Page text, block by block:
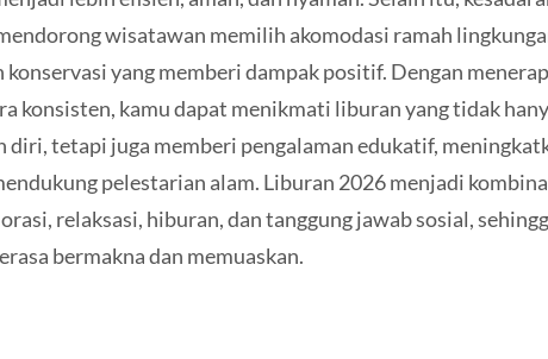
wisatawan memilih akomodasi ramah
konservasi yang memberi dampak positif. Dengan
konsisten, kamu dapat menikmati liburan yang tidak
diri, tetapi juga memberi pengalaman edukatif,
pelestarian alam. Liburan 2026 menjadi
relaksasi, hiburan, dan tanggung jawab sosial,
bermakna dan memuaskan.